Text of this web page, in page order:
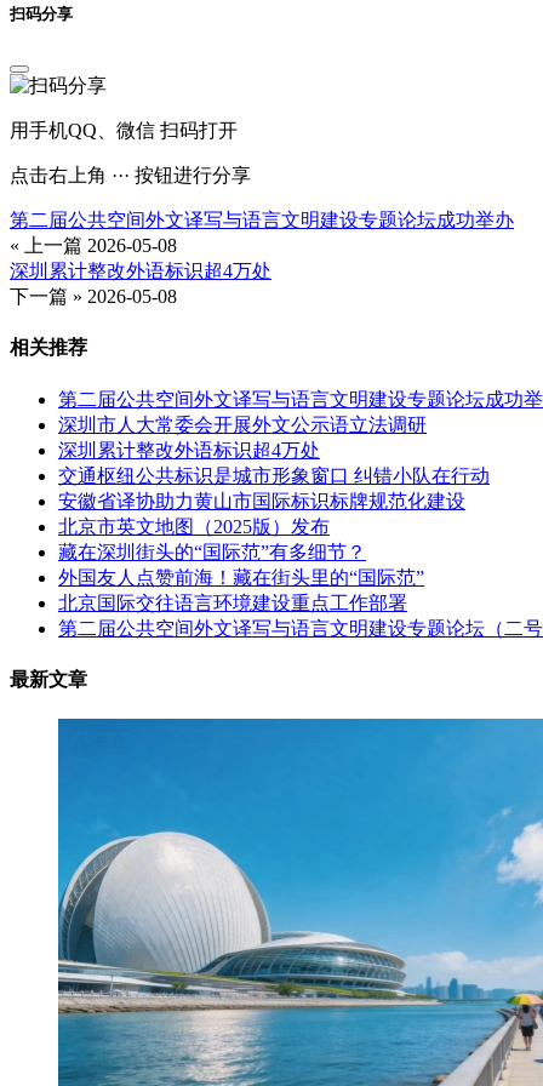
扫码分享
用手机QQ、微信 扫码打开
点击右上角 ··· 按钮进行分享
第二届公共空间外文译写与语言文明建设专题论坛成功举办
« 上一篇 2026-05-08
深圳累计整改外语标识超4万处
下一篇 » 2026-05-08
相关推荐
第二届公共空间外文译写与语言文明建设专题论坛成功
深圳市人大常委会开展外文公示语立法调研
深圳累计整改外语标识超4万处
交通枢纽公共标识是城市形象窗口 纠错小队在行动
安徽省译协助力黄山市国际标识标牌规范化建设
北京市英文地图（2025版）发布
藏在深圳街头的“国际范”有多细节？
外国友人点赞前海！藏在街头里的“国际范”
北京国际交往语言环境建设重点工作部署
第二届公共空间外文译写与语言文明建设专题论坛（二
最新文章